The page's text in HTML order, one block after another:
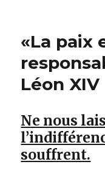
«La paix
Léon XIV
Ne nous
souffrent.